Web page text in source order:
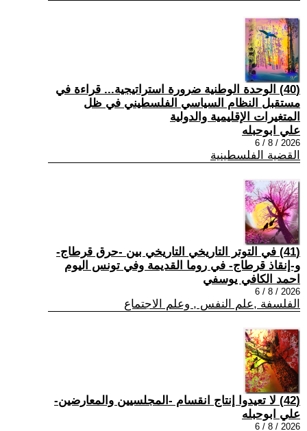
(40) الوحدة الوطنية ضرورة استراتيجية... قراءة في
مستقبل النظام السياسي الفلسطيني في ظل
المتغيرات الإقليمية والدولية
علي ابوحبله
2026 / 8 / 6
القضية الفلسطينية
(41) في التوتر التاريخي التاريخي بين -حرق قرطاج-
و-إنقاذ قرطاج- في روما القديمة وفي تونس اليوم
احمد الكافي يوسفي
2026 / 8 / 6
الفلسفة ,علم النفس , وعلم الاجتماع
(42) لا تعيدوا إنتاج انقسام -المجلسيين والمعارضين-
علي ابوحبله
2026 / 8 / 6